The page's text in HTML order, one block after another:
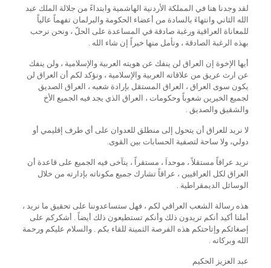
لقد وجدنا هنا في المملكة الأردنية الهاشمية وابتداءً من جلالة الملك عبد
الله الثاني وانتهاءَ بالسادة من أعضاء الحكومة والبرلمان تفهماً عالياً
للمعاناة العراقية ورغبة صادقة في المساعدة على الحلّ ، ونحن نرحب
بهذه الرغبة الصادقة ، ونأمل منها خيراً إن شاء الله .
أيها الإخوة إن العراق لن ينفك عن هويته العربية والإسلامية ، ولن ينفك
عن ارث عريق من علاقاته العربية والإسلامية ، ونؤكد لكم أن العراق لن
يكون سوى العراق ، العراق المستقل بإرادة شعبه ، العراق الصديق
لجميع الخيرين شعوباً وحكومات ، العراق الذي يجد فيه الجميع الأخ
والشقيق والصديق .
لا نريد للعراق أن يتحول إلى منطلق للعدوان على أي طرف إقليمي أو
دولي، ولا ساحة لتصفية الحسابات بين القوى.
نريد عراقاً مستقلاً ، موحداَ ، مستقراً ، يتآخى فيه الجميع على قاعدة أن
العراق لكل العراقيين ، عراقاً تشارك جميع مكوناته بإدارته من خلال
الوسائل الديمقراطية .
هذه رسالة الشعب العراقي لكم ، فهل ستساعدوننا على تحقيق ما نريد ،
أملنا أكيد أنكم تريدون ذلك وأنكم تستطيعون ذلك أيضاً . أشكركم على
إصغائكم وإتاحتكم هذه الفرصة الثمينة للقاء بكم . والسلام عليكم ورحمة
الله وبركاته .
عبد العزيز الحكيم